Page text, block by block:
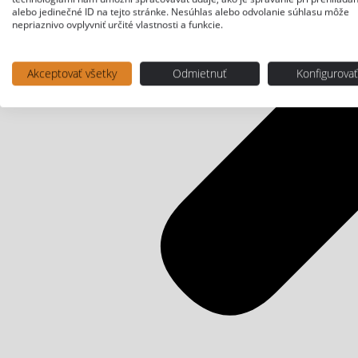
alebo jedinečné ID na tejto stránke. Nesúhlas alebo odvolanie súhlasu môže
nepriaznivo ovplyvniť určité vlastnosti a funkcie.
Akceptovať všetky Odmietnuť Konfigurovať